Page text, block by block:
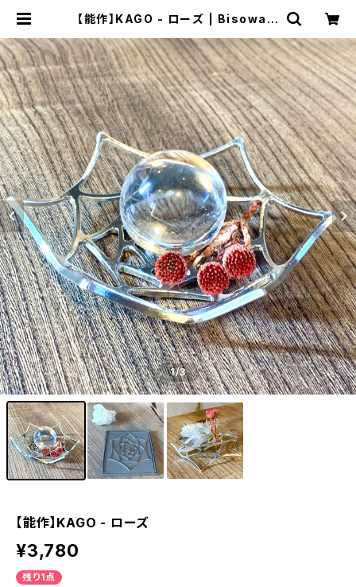
【能作】KAGO - ローズ | Bisowa b
C.
1/3
【能作】KAGO - ローズ
¥3,780
残り1点